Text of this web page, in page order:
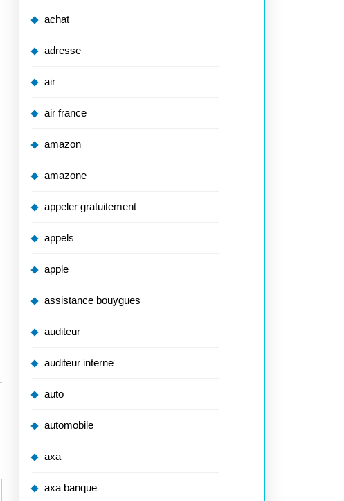
achat
adresse
air
air france
amazon
amazone
appeler gratuitement
appels
apple
assistance bouygues
auditeur
auditeur interne
auto
automobile
axa
axa banque